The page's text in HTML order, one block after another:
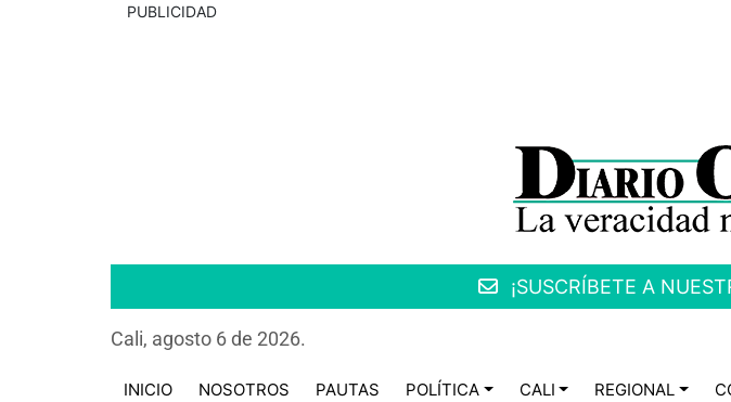
PUBLICIDAD
¡SUSCRÍBETE A
Cali, agosto 6 de 2026.
INICIO NOSOTROS PAUTAS POLÍTICA CALI REGIONAL